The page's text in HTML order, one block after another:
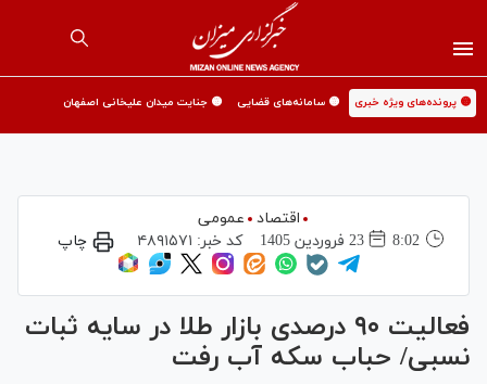
🟡 پرونده‌های ویژه خبری 🟡 سامانه‌های قضایی 🟡 جنایت میدان علیخانی اصفهان
اقتصاد
عمومی
8:02
23 فروردين 1405 کد خبر: ۴۸۹۱۵۷۱ چاپ
فعالیت ۹۰ درصدی بازار طلا در سایه ثبات
نسبی/ حباب سکه آب رفت